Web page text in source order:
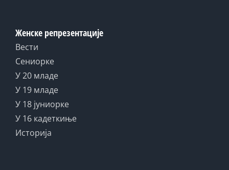
Женске репрезентације
Вести
Сениорке
У 20 младе
У 19 младе
У 18 јуниорке
У 16 кадеткиње
Историја